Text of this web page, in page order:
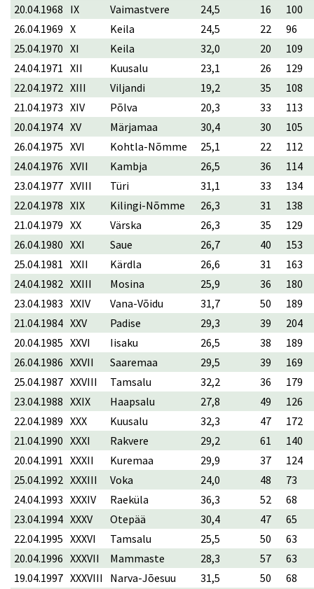
20.04.1968 IX Vaimastvere 24,5 16
100
26.04.1969 X Keila 24,5 22
96
25.04.1970 XI Keila 32,0 20
109
24.04.1971 XII Kuusalu 23,1 26
129
22.04.1972 XIII Viljandi 19,2 35
108
21.04.1973 XIV Põlva 20,3 33
113
20.04.1974 XV Märjamaa 30,4 30
105
26.04.1975 XVI Kohtla-Nõmme 25,1 22
112
24.04.1976 XVII Kambja 26,5 36
114
23.04.1977 XVIII Türi 31,1 33
134
22.04.1978 XIX Kilingi-Nõmme 26,3 31
138
21.04.1979 XX Värska 26,3 35
129
26.04.1980 XXI Saue 26,7 40
153
25.04.1981 XXII Kärdla 26,6 31
163
24.04.1982 XXIII Mosina 25,9 36
180
23.04.1983 XXIV Vana-Võidu 31,7 50
189
21.04.1984 XXV Padise 29,3 39
204
20.04.1985 XXVI Iisaku 26,5 38
189
26.04.1986 XXVII Saaremaa 29,5 39
169
25.04.1987 XXVIII Tamsalu 32,2 36
179
23.04.1988 XXIX Haapsalu 27,8 49
126
22.04.1989 XXX Kuusalu 32,3 47
172
21.04.1990 XXXI Rakvere 29,2 61
140
20.04.1991 XXXII Kuremaa 29,9 37
124
25.04.1992 XXXIII Voka 24,0 48
73
24.04.1993 XXXIV Raeküla 36,3 52
68
23.04.1994 XXXV Otepää 30,4 47
65
22.04.1995 XXXVI Tamsalu 25,5 50
63
20.04.1996 XXXVII Mammaste 28,3 57
63
19.04.1997 XXXVIII Narva-Jõesuu 31,5 50
68